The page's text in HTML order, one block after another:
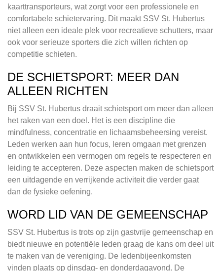
kaarttransporteurs, wat zorgt voor een professionele en
comfortabele schietervaring. Dit maakt SSV St. Hubertus
niet alleen een ideale plek voor recreatieve schutters, maar
ook voor serieuze sporters die zich willen richten op
competitie schieten.
DE SCHIETSPORT: MEER DAN
ALLEEN RICHTEN
Bij SSV St. Hubertus draait schietsport om meer dan alleen
het raken van een doel. Het is een discipline die
mindfulness, concentratie en lichaamsbeheersing vereist.
Leden werken aan hun focus, leren omgaan met grenzen
en ontwikkelen een vermogen om regels te respecteren en
leiding te accepteren. Deze aspecten maken de schietsport
een uitdagende en verrijkende activiteit die verder gaat
dan de fysieke oefening.
WORD LID VAN DE GEMEENSCHAP
SSV St. Hubertus is trots op zijn gastvrije gemeenschap en
biedt nieuwe en potentiële leden graag de kans om deel uit
te maken van de vereniging. De ledenbijeenkomsten
vinden plaats op dinsdag- en donderdagavond. De